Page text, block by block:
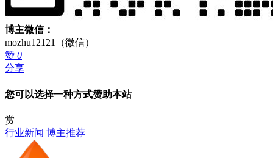
博主微信：
mozhu12121（微信）
赞 0
分享
您可以选择一种方式赞助本站
赏
行业新闻 博主推荐